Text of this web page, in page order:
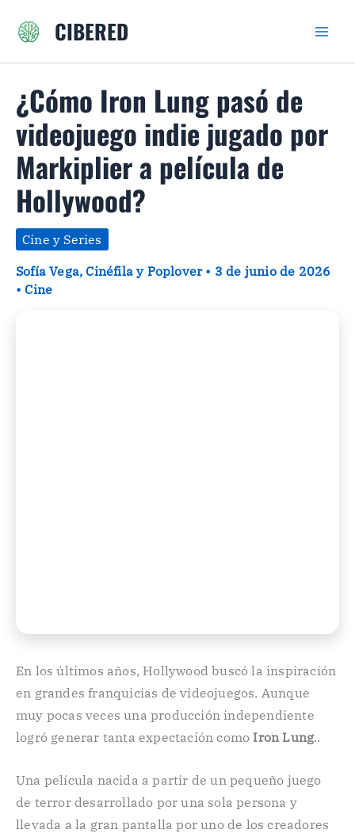
CIBERED
¿Cómo Iron Lung pasó de
videojuego indie jugado por
Markiplier a película de
Hollywood?
Cine y Series
Sofía Vega, Cinéfila y Poplover • 3 de junio de 2026
•Cine
En los últimos años, Hollywood buscó la inspiración
en grandes franquicias de videojuegos. Aunque
muy pocas veces una producción independiente
logró generar tanta expectación como Iron Lung..
Una película nacida a partir de un pequeño juego
de terror desarrollado por una sola persona y
llevada a la gran pantalla por uno de los creadores